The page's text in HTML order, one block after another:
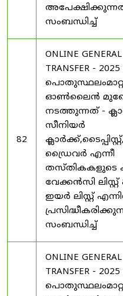
സംബന്ധിച്ച്
82
ONLINE GENERAL
TRANSFER -
ഓൺലൈൻ
നടത്തുന്നത് -
സീനിയർ
ഡ്രൈവർ എന്നീ
തസ്തികകളുടെ
വേക്കൻസി ലിസ്റ്റ്
ഇയർ ലിസ്റ്റ്
സംബന്ധിച്ച്
ONLINE GENERAL
TRANSFER -